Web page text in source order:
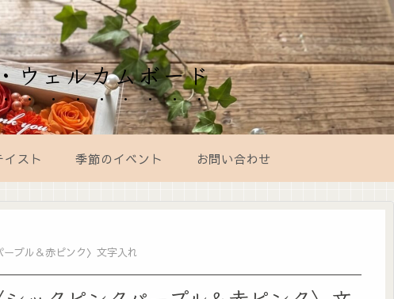
ウェルカムボード
イスト 季節のイベント お問い合わせ
プル＆赤ピンク〉文字入れ